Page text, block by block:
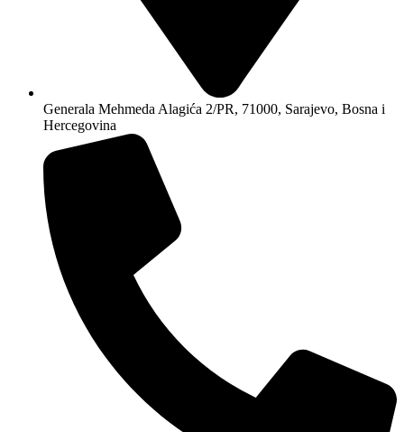
Generala Mehmeda Alagića 2/PR, 71000, Sarajevo, Bosna i
Hercegovina